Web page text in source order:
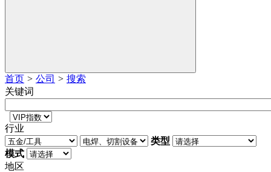
首页 > 公司 > 搜索
关键词
行业
类型
模式
地区